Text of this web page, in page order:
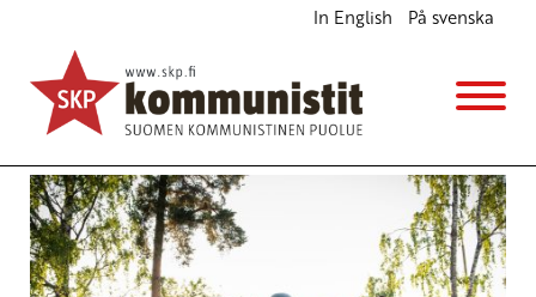
In English På svenska
Euroopan ja Pohjois-Amerikan kommunistit
yhdessä Kuuban puolesta
Ajankohtaista
1.7.2026 - 11:10
SKP